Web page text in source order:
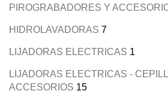
PIROGRABADORES Y
HIDROLAVADORAS 7
LIJADORAS ELECTRICAS 1
LIJADORAS ELECTRICAS -
ACCESORIOS 15